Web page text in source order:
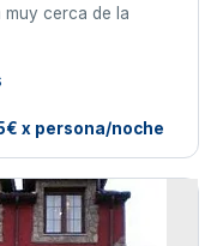
muy cerca de la
x persona/noche